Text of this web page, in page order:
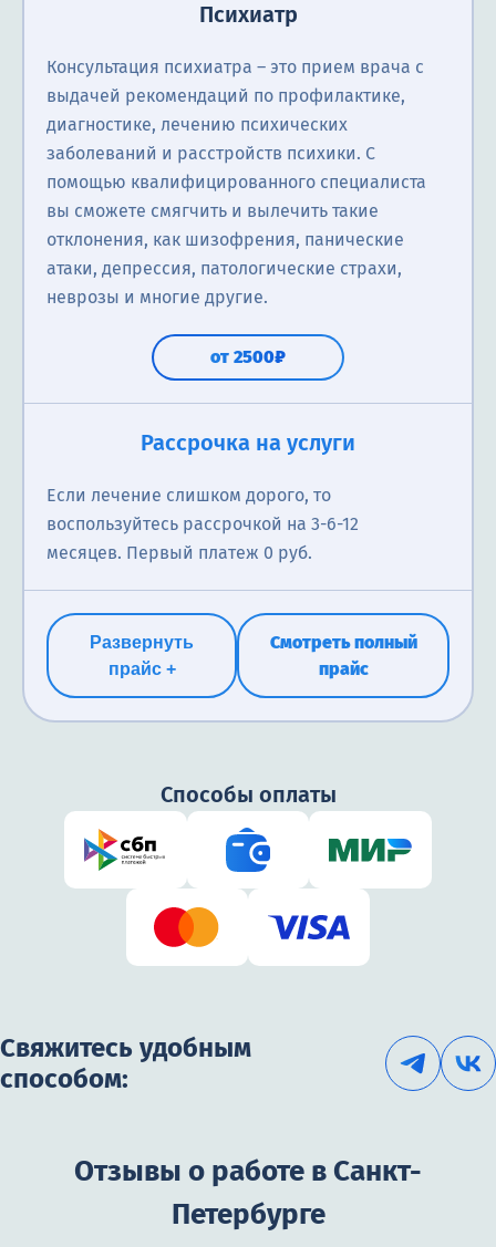
Психиатр
Консультация психиатра ― это прием врача с
выдачей рекомендаций по профилактике,
диагностике, лечению психических
заболеваний и расстройств психики. С
помощью квалифицированного специалиста
вы сможете смягчить и вылечить такие
отклонения, как шизофрения, панические
атаки, депрессия, патологические страхи,
неврозы и многие другие.
от 2500₽
Рассрочка на услуги
Если лечение слишком дорого, то
воспользуйтесь рассрочкой на 3-6-12
месяцев. Первый платеж 0 руб.
Развернуть
прайс +
Смотреть полный
прайс
Способы оплаты
Свяжитесь удобным
способом:
Отзывы о работе в Санкт-
Петербурге